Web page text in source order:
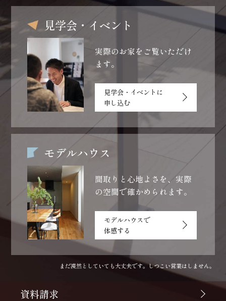
見学会・イベント
実際のお家をご覧いただけ
ます。
見学会・イベントに
申し込む
モデルハウス
間取りと心地よさを、 実際
の空間で確かめられます。
モデルハウスで
体感する
まだ漠然としていても大丈夫です。しつこい営業はしません。
資料請求